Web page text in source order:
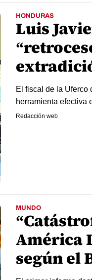
HONDURAS
Luis
El fiscal de la Uferco
herramienta efectiva
Redacción web
MUNDO
América
según el